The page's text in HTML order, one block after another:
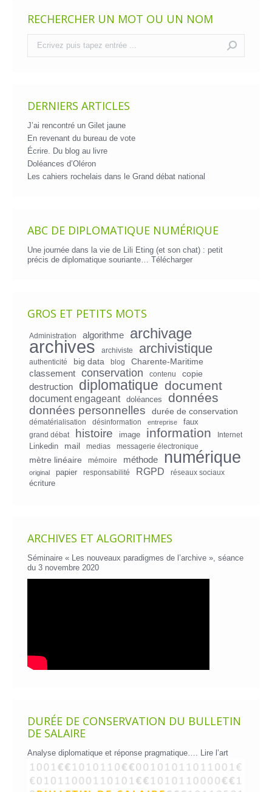
RECHERCHER UN MOT OU UN NOM
DERNIERS ARTICLES
J’ai rencontré un Gilet jaune
En revenant du bureau de vote
Écrire. Du blog au livre
Doléances d’Oléron
Les cahiers rochelais dans le Grand débat national
ABC DE DIPLOMATIQUE NUMÉRIQUE
Une journée dans la vie de Lili Eting (et son chat) : petit
précis de diplomatique souriante… Télécharger
GROS ET PETITS MOTS
Administration algorithme archivage
archives archiviste archivistique
authenticité big data blog
Charente-Maritime
classement
conservation contenu
copie
destruction
diplomatique document
document engageant doléances données
données personnelles durée de conservation
dématérialisation désinformation entreprise faux
grand débat histoire image information Internet
Linkedin mail medias messagerie électronique
mètre linéaire mémoire méthode numérique
original papier responsabilité RGPD réseaux sociaux
écriture
ARCHIVES ET ALGORITHMES
Séminaire « Les nouveaux paradigmes de l’archive », séance
du 3 novembre 2020
DURÉE DE CONSERVATION DU BULLETIN
DE SALAIRE
Analyse diplomatique et réponse pragmatique…. Lire l’art